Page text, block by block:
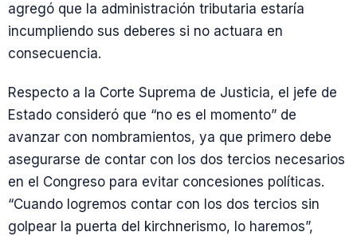
agregó que la administración tributaria estaría
incumpliendo sus deberes si no actuara en
consecuencia.
Respecto a la Corte Suprema de Justicia, el jefe de
Estado consideró que “no es el momento” de
avanzar con nombramientos, ya que primero debe
asegurarse de contar con los dos tercios necesarios
en el Congreso para evitar concesiones políticas.
“Cuando logremos contar con los dos tercios sin
golpear la puerta del kirchnerismo, lo haremos”,